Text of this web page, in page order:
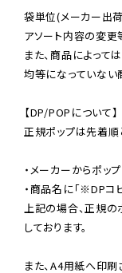
袋単位(メーカー出
アソート内容の変更
また、商品によって
均等になっていない
【DP/POPについて】
正規ポップは先着順
・メーカーからポッ
・商品名に「※DPコ
上記の場合、正規
しております。
また、A4用紙へ印刷